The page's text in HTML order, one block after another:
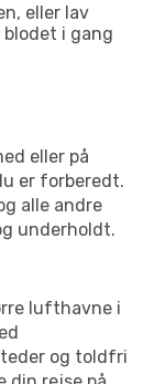
eller lav
i gang
eller på
er forberedt.
alle andre
underholdt.
lufthavne i
og toldfri